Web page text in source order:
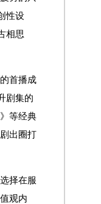
性设
相思
首播成
剧集的
等经典
出圈打
择在服
观内